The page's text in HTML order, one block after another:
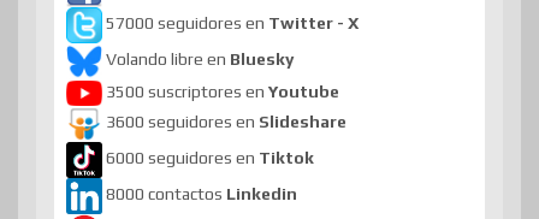
57000 seguidores en Twitter - X
Volando libre en Bluesky
3500 suscriptores en Youtube
3600 seguidores en Slideshare
6000 seguidores en Tiktok
8000 contactos Linkedin